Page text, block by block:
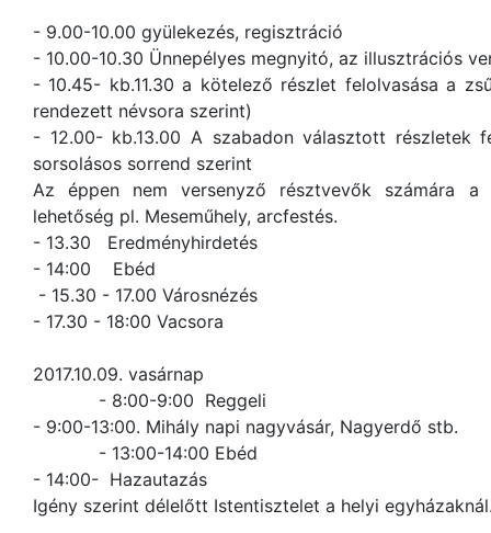
- 9.00-10.00 gyülekezés, regisztráció
- 10.00-10.30 Ünnepélyes megnyitó, az illusztrációs
- 10.45- kb.11.30 a kötelező részlet felolvasása a
rendezett névsora szerint)
- 12.00- kb.13.00 A szabadon választott részletek
sorsolásos sorrend szerint
Az éppen nem versenyző résztvevők számára
lehetőség pl. Meseműhely, arcfestés.
- 13.30 Eredményhirdetés
- 14:00 Ebéd
- 15.30 - 17.00 Városnézés
- 17.30 - 18:00 Vacsora
2017.10.09. vasárnap
- 8:00-9:00 Reggeli
- 9:00-13:00. Mihály napi nagyvásár, Nagyerdő stb.
- 13:00-14:00 Ebéd
- 14:00- Hazautazás
Igény szerint délelőtt Istentisztelet a helyi